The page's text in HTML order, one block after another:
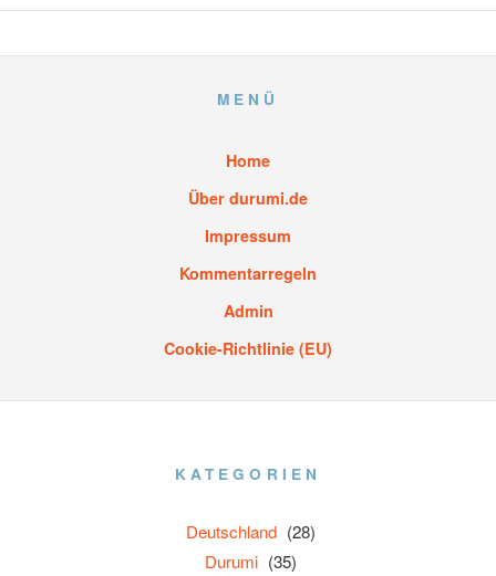
MENÜ
Home
Über durumi.de
Impressum
Kommentarregeln
Admin
Cookie-Richtlinie (EU)
KATEGORIEN
Deutschland (28)
Durumi (35)